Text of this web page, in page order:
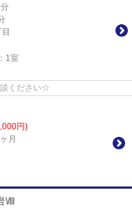
目
1室
ください☆
円)
月
Ⅷ